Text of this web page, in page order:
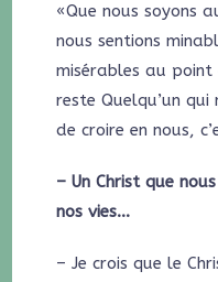
«Que nous soyons
nous sentions
misérables au
reste Quelqu’un
de croire en nous,
– Un Christ que
nos vies…
– Je crois que le